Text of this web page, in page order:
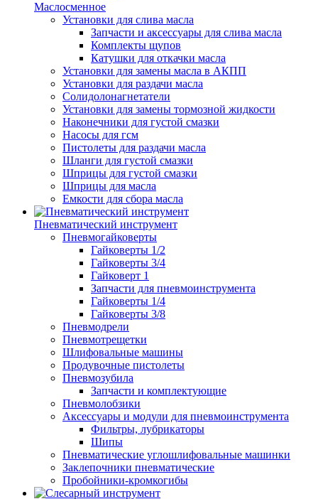
Маслосменное
Установки для слива масла
Запчасти и аксессуары для слива масла
Комплекты щупов
Катушки для откачки масла
Установки для замены масла в АКПП
Установки для раздачи масла
Солидолонагнетатели
Установки для замены тормозной жидкости
Наконечники для густой смазки
Насосы для гсм
Пистолеты для раздачи масла
Шланги для густой смазки
Шприцы для густой смазки
Шприцы для масла
Емкости для сбора масла
Пневматический инструмент
Пневмогайковерты
Гайковерты 1/2
Гайковерты 3/4
Гайковерт 1
Запчасти для пневмоинструмента
Гайковерты 1/4
Гайковерты 3/8
Пневмодрели
Пневмотрещетки
Шлифовальные машины
Продувочные пистолеты
Пневмозубила
Запчасти и комплектующие
Пневмолобзики
Аксессуары и модули для пневмоинструмента
Фильтры, лубрикаторы
Шипы
Пневматические углошлифовальные машинки
Заклепочники пневматические
Пробойники-кромкогибы